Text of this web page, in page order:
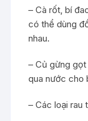
– Cà rốt, bí
có thể dùng
nhau.
– Củ gừng
qua nước cho
– Các loại rau